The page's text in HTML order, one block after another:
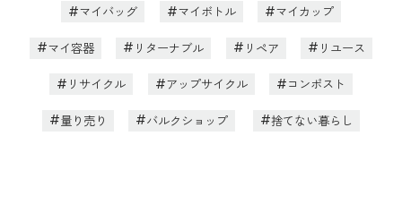
マイバッグ マイボトル マイカップ
マイ容器 リターナブル リペア リユース
リサイクル アップサイクル コンポスト
量り売り バルクショップ 捨てない暮らし